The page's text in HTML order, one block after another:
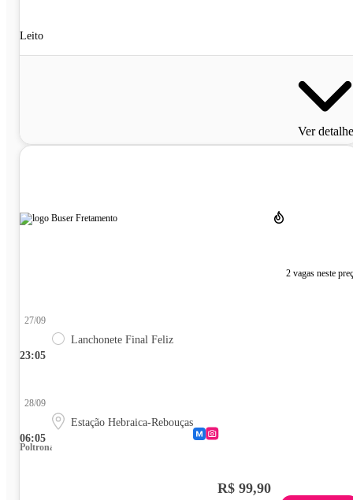
Leito
Ver
2 vagas neste
23:05
27/09
Lanchonete Final Feliz
06:05
28/09
Estação Hebraica-Rebouças
Poltrona
R$ 99,90